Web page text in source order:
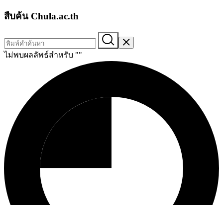
สืบค้น Chula.ac.th
ไม่พบผลลัพธ์สำหรับ ""